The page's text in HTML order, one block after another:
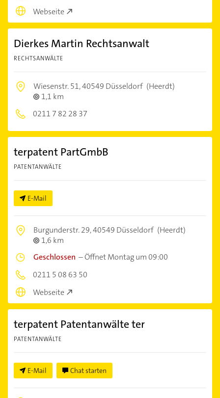
Webseite
Dierkes Martin Rechtsanwalt
RECHTSANWÄLTE
Wiesenstr. 51,40549 Düsseldorf (Heerdt)
1,1 km
0211 7 82 28 37
terpatent PartGmbB
PATENTANWÄLTE
E-Mail
Burgunderstr. 29,40549 Düsseldorf (Heerdt)
1,6 km
Geschlossen –Öffnet Montag um 09:00
0211 5 08 63 50
Webseite
terpatent Patentanwälte ter
PATENTANWÄLTE
E-Mail Chat starten